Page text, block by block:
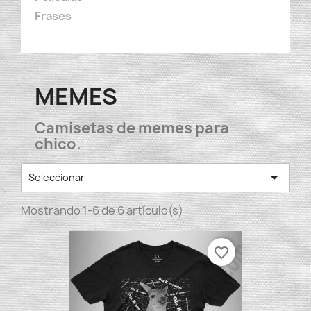
Frases
MEMES
Camisetas de memes para
chico.
Seleccionar 
Mostrando 1-6 de 6 artículo(s)
favorite_border